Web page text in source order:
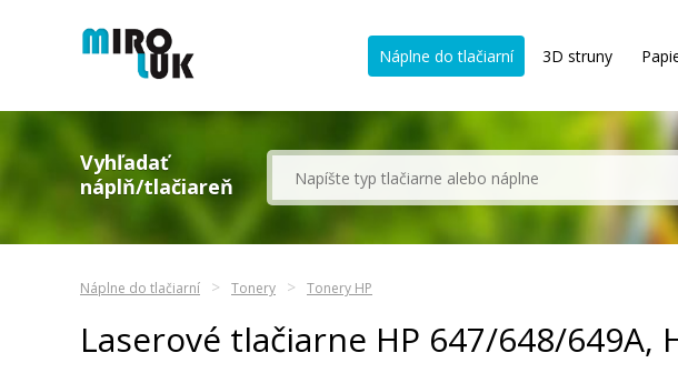
Náplne do tlačiarní 3D struny
Vyhľadať
náplň/tlačiareň
Náplne do tlačiarní Tonery Tonery HP
Laserové tlačiarne HP 647/648/649A,